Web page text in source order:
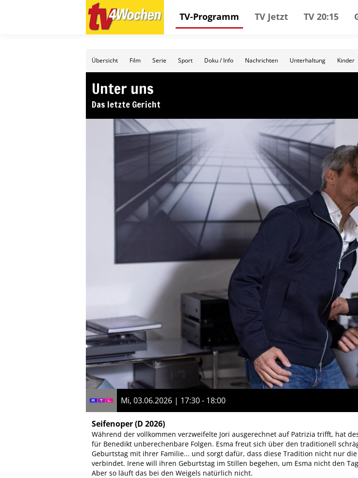
TV-Programm TV Jetzt TV 20:15
Übersicht Film Serie Sport Doku / Info Nachrichten Unterhaltung Kinder
Unter uns
Das letzte Gericht
Mi, 03.06.2026 | 17:30 - 18:00
Seifenoper(D 2026)
Während der vollkommen verzweifelte Jori ausgerechnet auf Patrizia trifft, hat
für Benedikt unberechenbare Folgen. Esma freut sich über den traditionell
Geburtstag mit ihrer Familie... und sorgt dafür, dass diese Tradition nicht nur die
verbindet. Irene will ihren Geburtstag im Stillen begehen, um Esma nicht den
Aber so läuft das bei den Weigels natürlich nicht.